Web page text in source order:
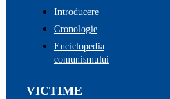
Introducere
Cronologie
Enciclopedia
comunismului
VICTIME